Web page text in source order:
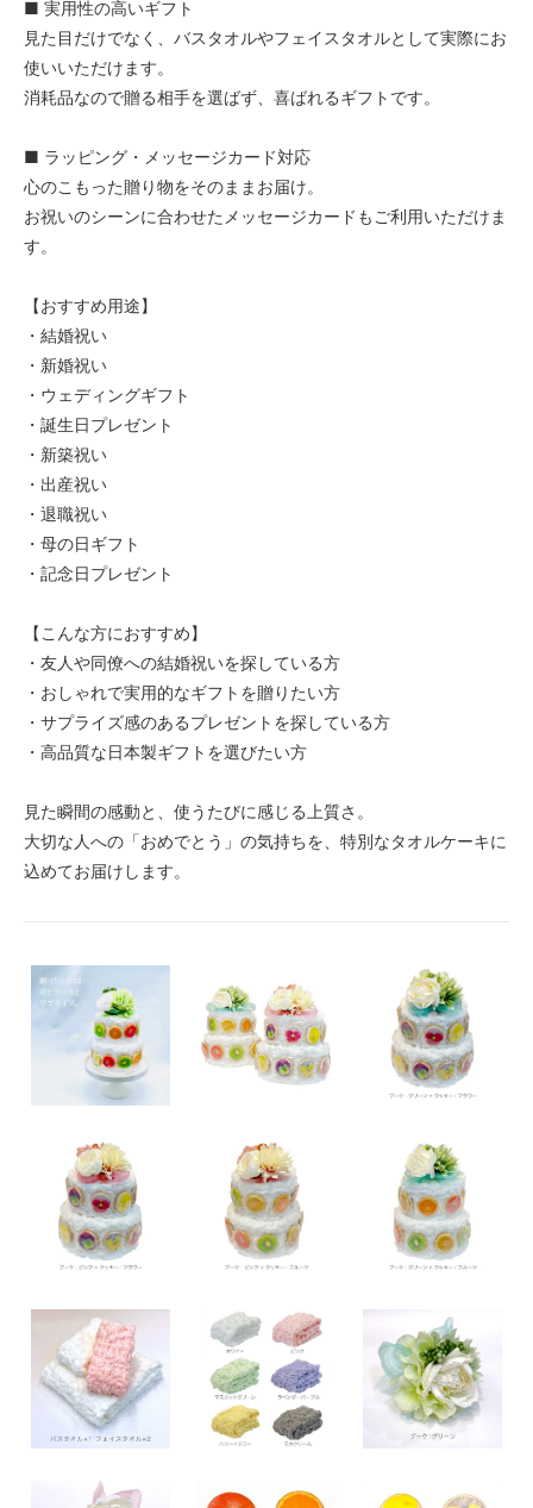
■ 実用性の高いギフト
見た目だけでなく、バスタオルやフェイスタオルとして実際にお
使いいただけます。
消耗品なので贈る相手を選ばず、喜ばれるギフトです。
■ ラッピング・メッセージカード対応
心のこもった贈り物をそのままお届け。
お祝いのシーンに合わせたメッセージカードもご利用いただけま
す。
【おすすめ用途】
・結婚祝い
・新婚祝い
・ウェディングギフト
・誕生日プレゼント
・新築祝い
・出産祝い
・退職祝い
・母の日ギフト
・記念日プレゼント
【こんな方におすすめ】
・友人や同僚への結婚祝いを探している方
・おしゃれで実用的なギフトを贈りたい方
・サプライズ感のあるプレゼントを探している方
・高品質な日本製ギフトを選びたい方
見た瞬間の感動と、使うたびに感じる上質さ。
大切な人への「おめでとう」の気持ちを、特別なタオルケーキに
込めてお届けします。